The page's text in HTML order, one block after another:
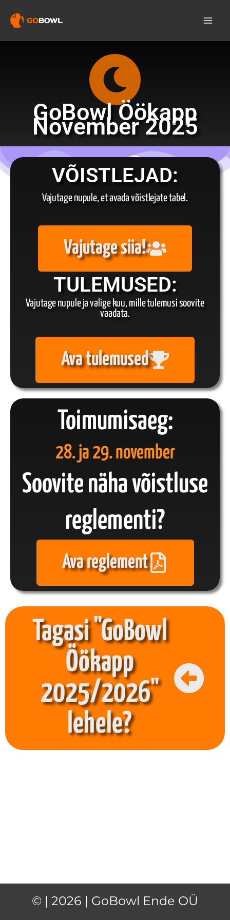
GoBowl Öökapp
November 2025
VÕISTLEJAD:
Vajutage nupule, et avada võistlejate tabel.
Vajutage siia!
TULEMUSED:
Vajutage nupule ja valige kuu, mille tulemusi soovite
vaadata.
Ava tulemused
Toimumisaeg:
28. ja 29. november
Soovite näha võistluse
reglementi?
Ava reglement
Tagasi "GoBowl
Öökapp
2025/2026"
lehele?
© | 2026 | GoBowl Ende OÜ